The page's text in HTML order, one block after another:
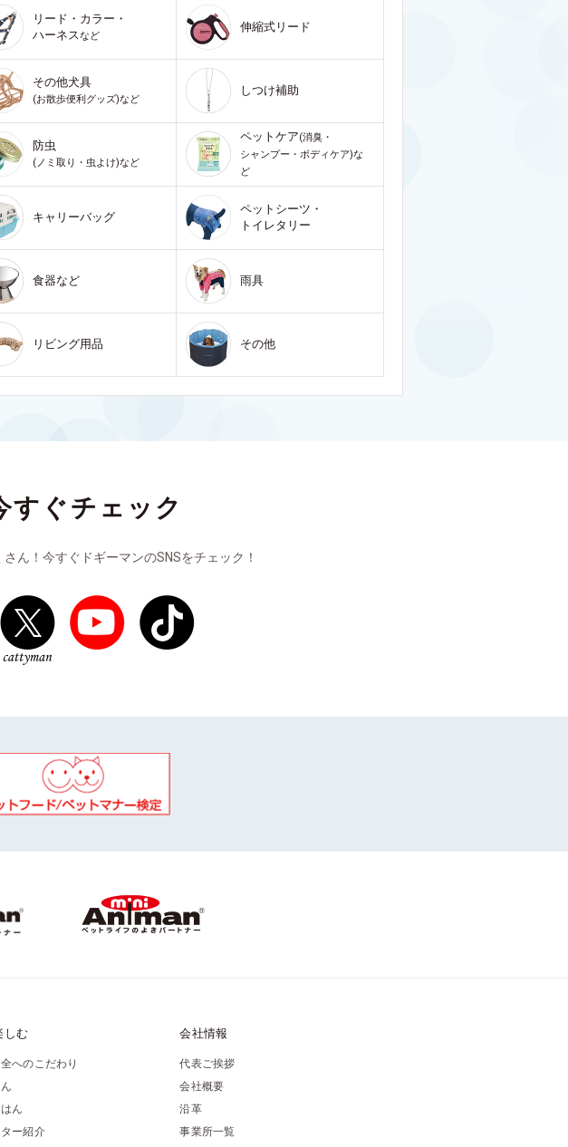
リード・カラー・
ハーネスなど
伸縮式リード
その他犬具
(お散歩便利グッズ)など
しつけ補助
防虫
(ノミ取り・虫よけ)など
ペットケア(消臭・
シャンプー・ボディケア)な
ど
キャリーバッグ
ペットシーツ・
トイレタリー
食器など 雨具
リビング用品 その他
すぐチェック
ん！今すぐドギーマンのSNSをチェック！
しむ
へのこだわり
ん
ー紹介
会社情報
代表ご挨拶
会社概要
沿革
事業所一覧